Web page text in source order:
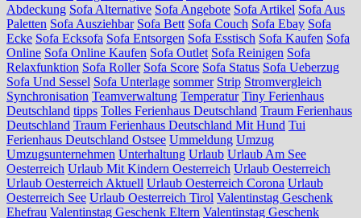
Abdeckung Sofa Alternative Sofa Angebote Sofa Artikel Sofa Aus
Paletten Sofa Ausziehbar Sofa Bett Sofa Couch Sofa Ebay Sofa
Ecke Sofa Ecksofa Sofa Entsorgen Sofa Esstisch Sofa Kaufen Sofa
Online Sofa Online Kaufen Sofa Outlet Sofa Reinigen Sofa
Relaxfunktion Sofa Roller Sofa Score Sofa Status Sofa Ueberzug
Sofa Und Sessel Sofa Unterlage sommer Strip Stromvergleich
Synchronisation Teamverwaltung Temperatur Tiny Ferienhaus
Deutschland tipps Tolles Ferienhaus Deutschland Traum Ferienhaus
Deutschland Traum Ferienhaus Deutschland Mit Hund Tui
Ferienhaus Deutschland Ostsee Ummeldung Umzug
Umzugsunternehmen Unterhaltung Urlaub Urlaub Am See
Oesterreich Urlaub Mit Kindern Oesterreich Urlaub Oesterreich
Urlaub Oesterreich Aktuell Urlaub Oesterreich Corona Urlaub
Oesterreich See Urlaub Oesterreich Tirol Valentinstag Geschenk
Ehefrau Valentinstag Geschenk Eltern Valentinstag Geschenk